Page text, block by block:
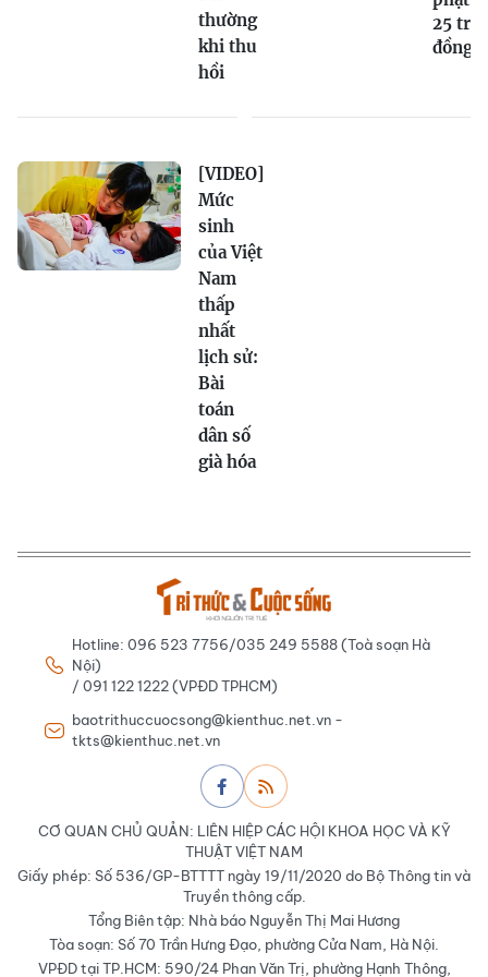
thường
khi thu
hồi
25
đồng
[VIDEO]
Mức
sinh
của Việt
Nam
thấp
nhất
lịch sử:
Bài
toán
dân số
già hóa
Hotline: 096 523 7756/035 249 5588 (Toà soạn Hà
Nội)
/ 091 122 1222 (VPĐD TPHCM)
baotrithuccuocsong@kienthuc.net.vn -
tkts@kienthuc.net.vn
CƠ QUAN CHỦ QUẢN: LIÊN HIỆP CÁC HỘI KHOA HỌC VÀ KỸ
THUẬT VIỆT NAM
Giấy phép: Số 536/GP-BTTTT ngày 19/11/2020 do Bộ Thông tin và
Truyền thông cấp.
Tổng Biên tập: Nhà báo Nguyễn Thị Mai Hương
Tòa soạn: Số 70 Trần Hưng Đạo, phường Cửa Nam, Hà Nội.
VPĐD tại TP.HCM: 590/24 Phan Văn Trị, phường Hạnh Thông,